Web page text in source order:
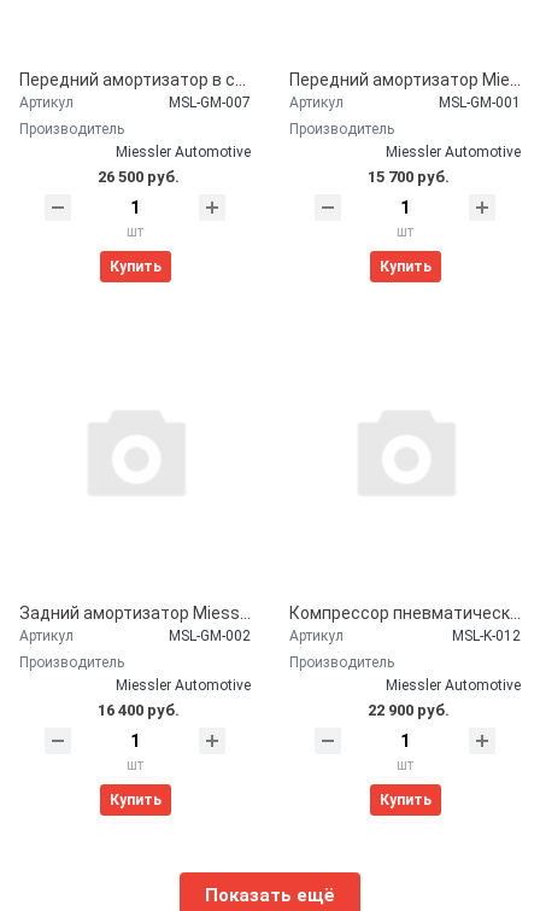
Передний амортизатор в сборе с пружиной Miessler Automotive для Chevrolet Tahoe (2007-2014)
Артикул
MSL-GM-007
Производитель
Miessler Automotive
26 500 руб.
шт
Купить
Передний амортизатор Miessler Automotive для Chevrolet Tahoe (2007-2014)
Артикул
MSL-GM-001
Производитель
Miessler Automotive
15 700 руб.
шт
Купить
Артикул
MSL-GM-002
Производитель
Miessler Automotive
16 400 руб.
шт
Купить
Артикул
MSL-K-012
Производитель
Miessler Automotive
22 900 руб.
шт
Купить
Показать ещё